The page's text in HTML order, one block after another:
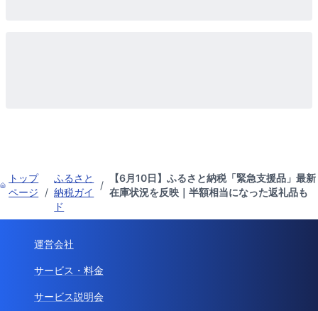
トップ
ページ
/
ふるさと
納税ガイ
ド
/
【6月10日】ふるさと納税「緊急支援品」最新
在庫状況を反映｜半額相当になった返礼品も
運営会社
サービス・料金
サービス説明会